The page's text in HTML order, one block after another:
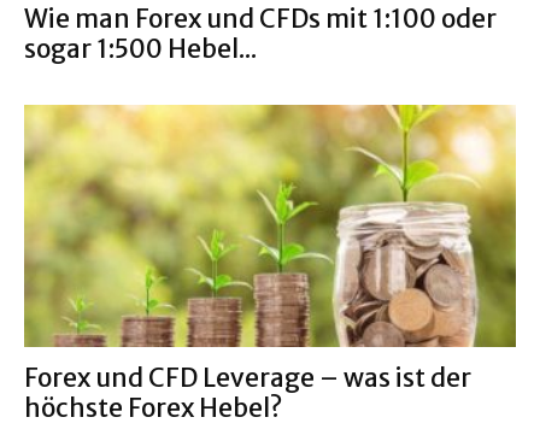
Wie man Forex und CFDs mit 1:100 oder
sogar 1:500 Hebel...
Forex und CFD Leverage – was ist der
höchste Forex Hebel?